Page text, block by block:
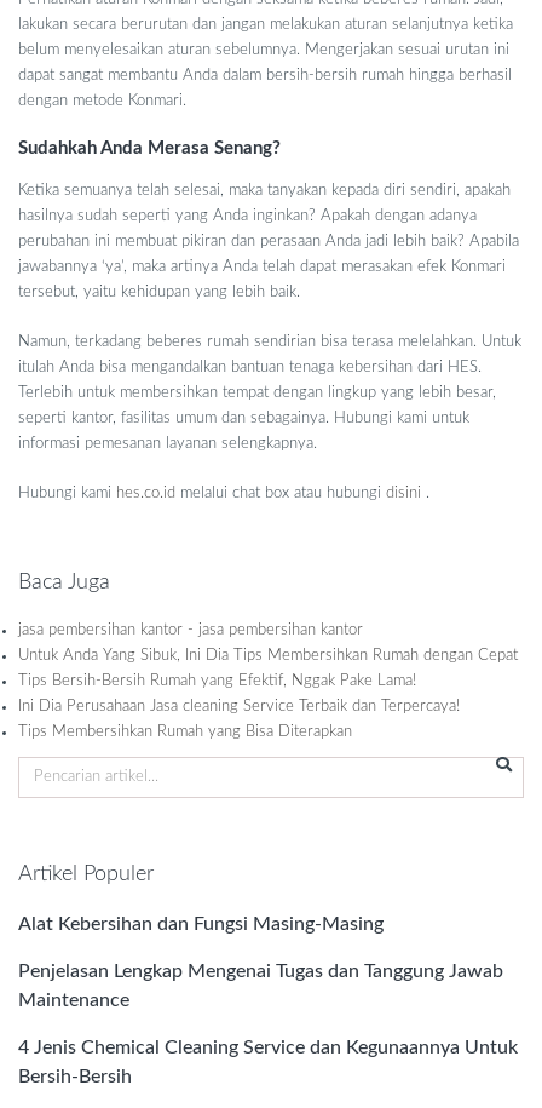
lakukan secara berurutan dan jangan melakukan aturan selanjutnya ketika
belum menyelesaikan aturan sebelumnya. Mengerjakan sesuai urutan ini
dapat sangat membantu Anda dalam bersih-bersih rumah hingga berhasil
dengan metode Konmari.
Sudahkah Anda Merasa Senang?
Ketika semuanya telah selesai, maka tanyakan kepada diri sendiri, apakah
hasilnya sudah seperti yang Anda inginkan? Apakah dengan adanya
perubahan ini membuat pikiran dan perasaan Anda jadi lebih baik? Apabila
jawabannya ‘ya’, maka artinya Anda telah dapat merasakan efek Konmari
tersebut, yaitu kehidupan yang lebih baik.
Namun, terkadang beberes rumah sendirian bisa terasa melelahkan. Untuk
itulah Anda bisa mengandalkan bantuan tenaga kebersihan dari HES.
Terlebih untuk membersihkan tempat dengan lingkup yang lebih besar,
seperti kantor, fasilitas umum dan sebagainya. Hubungi kami untuk
informasi pemesanan layanan selengkapnya.
Hubungi kami hes.co.id melalui chat box atau hubungi disini .
Baca Juga
jasa pembersihan kantor - jasa pembersihan kantor
Untuk Anda Yang Sibuk, Ini Dia Tips Membersihkan Rumah dengan Cepat
Tips Bersih-Bersih Rumah yang Efektif, Nggak Pake Lama!
Ini Dia Perusahaan Jasa cleaning Service Terbaik dan Terpercaya!
Tips Membersihkan Rumah yang Bisa Diterapkan
Artikel Populer
Alat Kebersihan dan Fungsi Masing-Masing
Penjelasan Lengkap Mengenai Tugas dan Tanggung Jawab
Maintenance
4 Jenis Chemical Cleaning Service dan Kegunaannya Untuk
Bersih-Bersih